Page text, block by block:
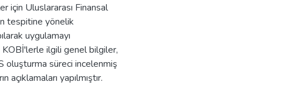
için Uluslararası Finansal
tespitine yönelik
uygulamayı
ilgili genel bilgiler,
oluşturma süreci incelenmiş
yapılmıştır.